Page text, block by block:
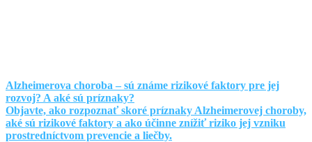
Alzheimerova choroba – sú známe rizikové faktory pre jej
rozvoj? A aké sú príznaky?
Objavte, ako rozpoznať skoré príznaky Alzheimerovej choroby,
aké sú rizikové faktory a ako účinne znížiť riziko jej vzniku
prostredníctvom prevencie a liečby.